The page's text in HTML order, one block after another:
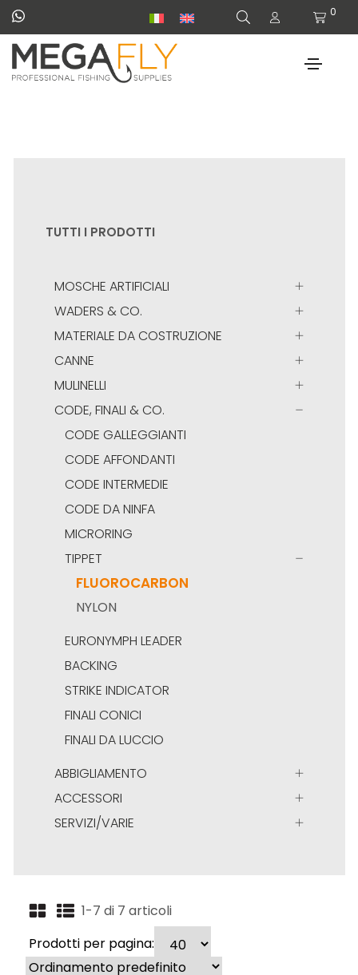
0
TUTTI I PRODOTTI
MOSCHE ARTIFICIALI
WADERS & CO.
MATERIALE DA COSTRUZIONE
CANNE
MULINELLI
CODE, FINALI & CO.
CODE GALLEGGIANTI
CODE AFFONDANTI
CODE INTERMEDIE
CODE DA NINFA
MICRORING
TIPPET
FLUOROCARBON
NYLON
EURONYMPH LEADER
BACKING
STRIKE INDICATOR
FINALI CONICI
FINALI DA LUCCIO
ABBIGLIAMENTO
ACCESSORI
SERVIZI/VARIE
1-7 di 7 articoli
Prodotti per pagina: